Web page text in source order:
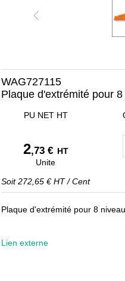
WAG727115
Plaque d'extrémité pour
PU NET HT
2,73 € HT
Unite
Soit272,65 € HT/Cent
Plaque d'extrémité pour 8
Lien externe